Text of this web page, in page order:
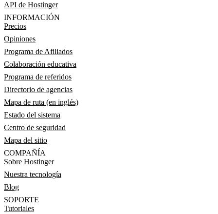
API de Hostinger
INFORMACIÓN
Precios
Opiniones
Programa de Afiliados
Colaboración educativa
Programa de referidos
Directorio de agencias
Mapa de ruta (en inglés)
Estado del sistema
Centro de seguridad
Mapa del sitio
COMPAÑÍA
Sobre Hostinger
Nuestra tecnología
Blog
SOPORTE
Tutoriales